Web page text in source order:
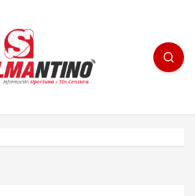
- medios/noticias/editorial